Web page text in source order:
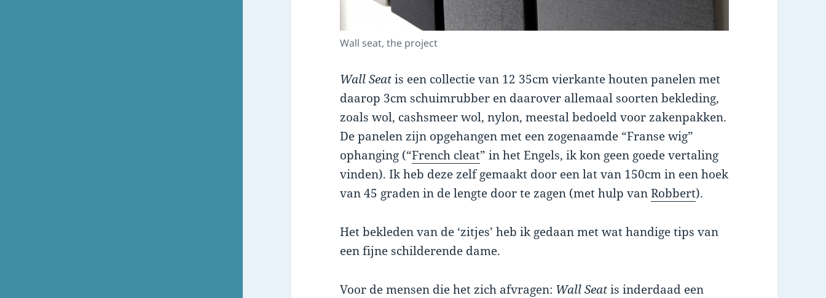
Wall seat, the project
Wall Seatis een collectie van 12 35cm vierkante houten panelen met
daarop 3cm schuimrubber en daarover allemaal soorten bekleding,
zoals wol, cashsmeer wol, nylon, meestal bedoeld voor zakenpakken.
De panelen zijn opgehangen met een zogenaamde “Franse wig”
ophanging (“French cleat” in het Engels, ik kon geen goede vertaling
vinden). Ik heb deze zelf gemaakt door een lat van 150cm in een hoek
van 45 graden in de lengte door te zagen (met hulp vanRobbert).
Het bekleden van de ‘zitjes’ heb ik gedaan met wat handige tips van
een fijne schilderende dame.
Voor de mensen die het zich afvragen: Wall Seatis inderdaad een